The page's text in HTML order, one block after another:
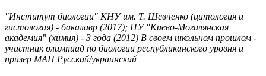
"Институт биологии" КНУ им. Т. Шевченко (цитология и
гистология) - бакалавр (2017); НУ "Киево-Могилянская
академия" (химия) - 3 года (2012) В своем школьном прошлом -
участник олимпиад по биологии республиканского уровня и
призер МАН Русский/украинский